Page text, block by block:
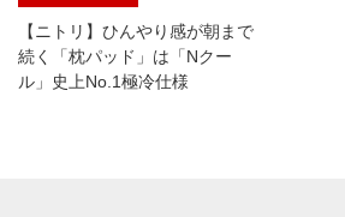
【ニトリ】ひんやり感が朝まで
続く「枕パッド」は「Nクー
ル」史上No.1極冷仕様